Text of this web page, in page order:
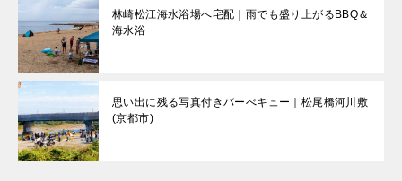
林崎松江海水浴場へ宅配｜雨でも盛り上がるBBQ＆
海水浴
思い出に残る写真付きバーべキュー｜松尾橋河川敷
(京都市)